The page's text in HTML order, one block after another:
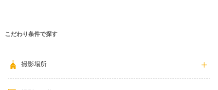
こだわり条件で探す
撮影場所